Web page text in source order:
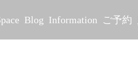
Blog Information ご予約